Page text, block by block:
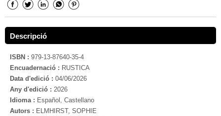
Descripció
ISBN : 979-13-87640-35-4
Encuadernació : RUSTICA
Data d'edició : 04/06/2026
Any d'edició : 2026
Idioma : Español, Castellano
Autors : ELMHIRST, SOPHIE